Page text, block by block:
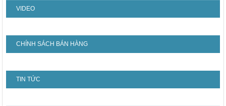
VIDEO
CHÍNH SÁCH BÁN HÀNG
TIN TỨC